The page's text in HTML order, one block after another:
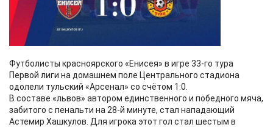
Футболисты красноярского «Енисея» в игре 33-го тура
Первой лиги на домашнем поле Центрального стадиона
одолели тульский «Арсенал» со счётом 1:0.
В составе «львов» автором единственного и победного мяча,
забитого с пенальти на 28-й минуте, стал нападающий
Астемир Хашкулов. Для игрока этот гол стал шестым в